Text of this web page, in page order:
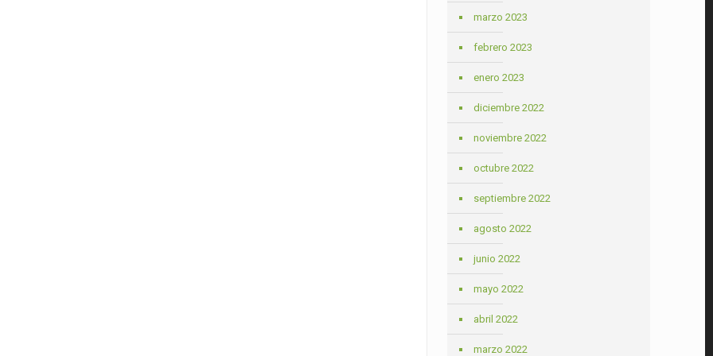
marzo 2023
febrero 2023
enero 2023
diciembre 2022
noviembre 2022
octubre 2022
septiembre 2022
agosto 2022
junio 2022
mayo 2022
abril 2022
marzo 2022